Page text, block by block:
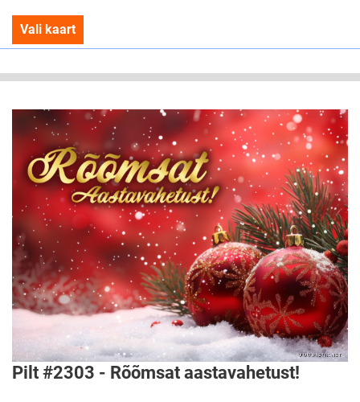
Vali kaart
Pilt #2303 - Rõõmsat aastavahetust!